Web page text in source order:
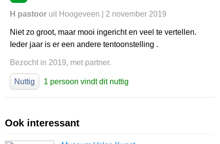
H pastoor uit Hoogeveen | 2 november 2019
Niet zo groot, maar mooi ingericht en veel te vertellen.
Ieder jaar is er een andere tentoonstelling .
Bezocht in 2019, met partner.
Nuttig 1 persoon vindt dit nuttig
Ook interessant